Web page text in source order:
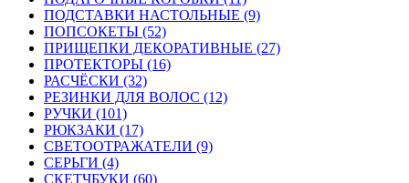
ПОДСТАВКИ НАСТОЛЬНЫЕ (9)
ПОПСОКЕТЫ (52)
ПРИЩЕПКИ ДЕКОРАТИВНЫЕ (27)
ПРОТЕКТОРЫ (16)
РАСЧЁСКИ (32)
РЕЗИНКИ ДЛЯ ВОЛОС (12)
РУЧКИ (101)
РЮКЗАКИ (17)
СВЕТООТРАЖАТЕЛИ (9)
СЕРЬГИ (4)
СКЕТЧБУКИ (60)